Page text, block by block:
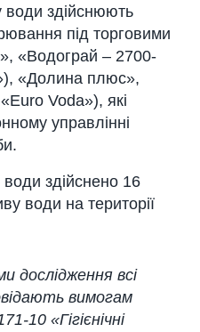
води здійснюють
під торговими
«Водограй – 2700-
«Долина плюс»,
Voda»), які
управлінні
води здійснено 16
води на території
дослідження всі
вимогам
10 «Гігієнічні